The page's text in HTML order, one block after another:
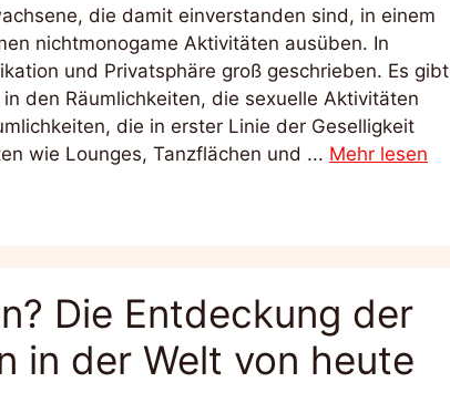
die damit einverstanden sind, in einem
nichtmonogame Aktivitäten ausüben. In
und Privatsphäre groß geschrieben. Es gibt
den Räumlichkeiten, die sexuelle Aktivitäten
die in erster Linie der Geselligkeit
wie Lounges, Tanzflächen und ... Mehr lesen
Die Entdeckung der
in der Welt von heute